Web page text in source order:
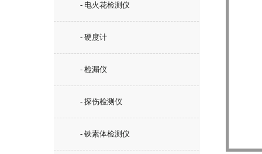
- 电火花检测仪
- 硬度计
- 检漏仪
- 探伤检测仪
- 铁素体检测仪